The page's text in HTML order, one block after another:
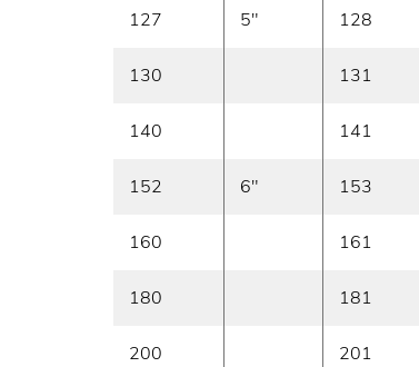
127 5" 128
130 131
140 141
152 6" 153
160 161
180 181
200 201